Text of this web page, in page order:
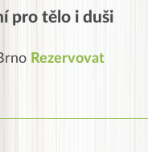
pro tělo i duši
Rezervovat